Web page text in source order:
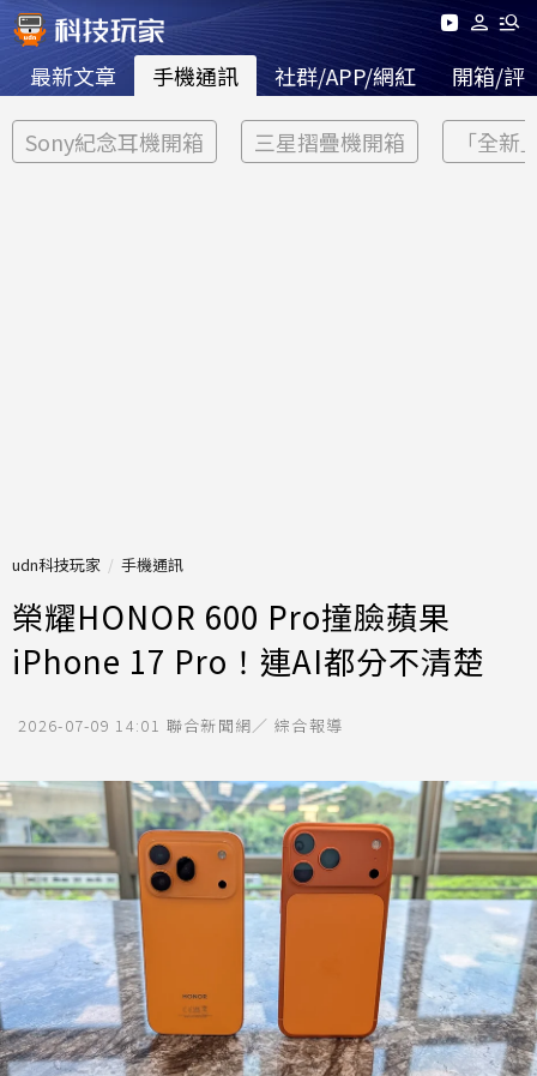
最新文章 手機通訊 社群/APP/網紅 開箱/評
Sony紀念耳機開箱 三星摺疊機開箱 「全新
udn科技玩家 手機通訊
榮耀HONOR 600 Pro撞臉蘋果
iPhone 17 Pro！連AI都分不清楚
2026-07-09 14:01 聯合新聞網／ 綜合報導